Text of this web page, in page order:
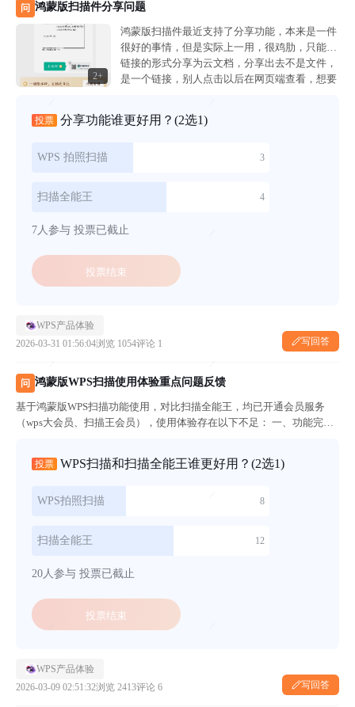
问 鸿蒙版扫描件分享问题
2+
鸿蒙版扫描件最近支持了分享功能，本来是一件
很好的事情，但是实际上一用，很鸡肋，只能以
链接的形式分享为云文档，分享出去不是文件，
是一个链接，别人点击以后在网页端查看，想要
文件形...
投票 分享功能谁更好用？ (2选1)
WPS 拍照扫描 3
扫描全能王 4
7人参与 投票已截止
投票结束
WPS产品体验
2026-03-31 01:56:04浏览 1054评论 1 写回答
问 鸿蒙版WPS扫描使用体验重点问题反馈
基于鸿蒙版WPS扫描功能使用，对比扫描全能王，均已开通会员服务
（wps大会员、扫描王会员），使用体验存在以下不足： 一、功能完善
PDF分享发送给微信、钉钉，需先导出文件，导出过程会改变原文件
命...投票 WPS扫描和扫描全能王谁更好用？ (2选1)
WPS拍照扫描 8
扫描全能王 12
20人参与 投票已截止
投票结束
WPS产品体验
2026-03-09 02:51:32浏览 2413评论 6 写回答